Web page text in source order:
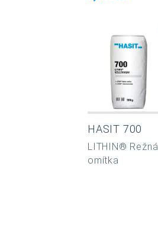
HASIT 700
LITHIN® Režná
omítka